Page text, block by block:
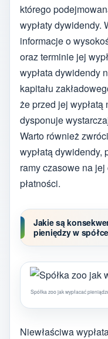
którego
wypłaty dywidendy.
informacje o
oraz terminie jej
wypłata dywidendy
kapitału
że przed jej
dysponuje
Warto również
wypłatą
ramy czasowe na
płatności.
Jakie są
pieniędzy w
Spółka zoo jak wypłacać
Niewłaściwa